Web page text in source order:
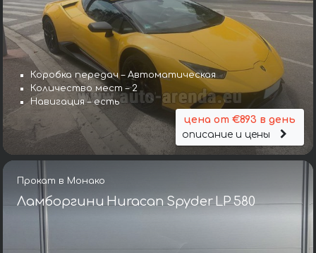
Коробка передач – Автоматическая
Количество мест – 2
Навигация – есть
цена от €893 в день
описание и цены
Прокат в Монако
Ламборгини Huracan Spyder LP 580